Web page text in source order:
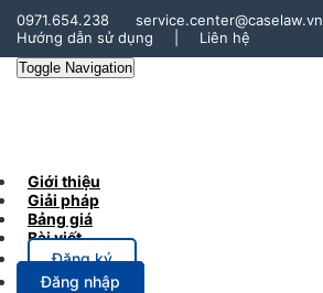
0971.654.238
service.center@caselaw.vn
Hướng dẫn sử dụng
Liên hệ
Toggle Navigation
Giới thiệu
Giải pháp
Bảng giá
Bài viết
Đăng ký
Đăng nhập